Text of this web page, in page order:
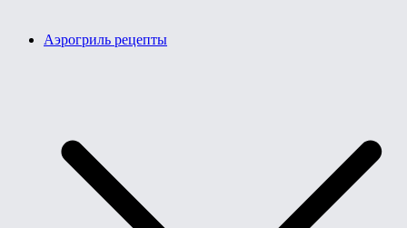
Аэрогриль рецепты